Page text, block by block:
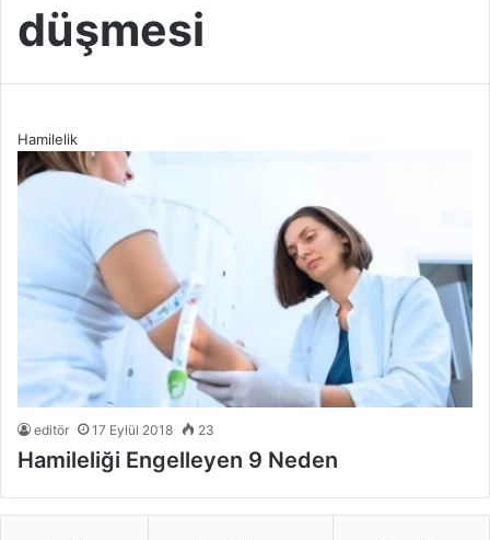
düşmesi
Hamilelik
editör 17 Eylül 2018 23
Hamileliği Engelleyen 9 Neden